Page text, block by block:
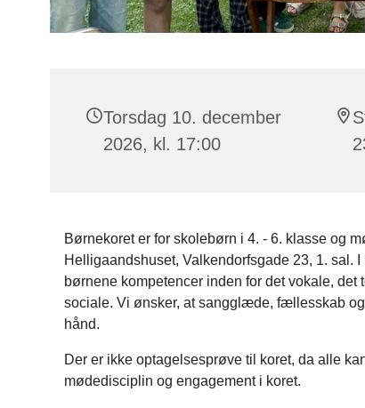
Torsdag 10. december
2026, kl. 17:00
Børnekoret er for skolebørn i 4. - 6. klasse og
Helligaandshuset, Valkendorfsgade 23, 1. sal.
børnene kompetencer inden for det vokale,
sociale. Vi ønsker, at sangglæde, fællesskab
hånd.
Der er ikke optagelsesprøve til koret, da alle
mødedisciplin og engagement i koret.